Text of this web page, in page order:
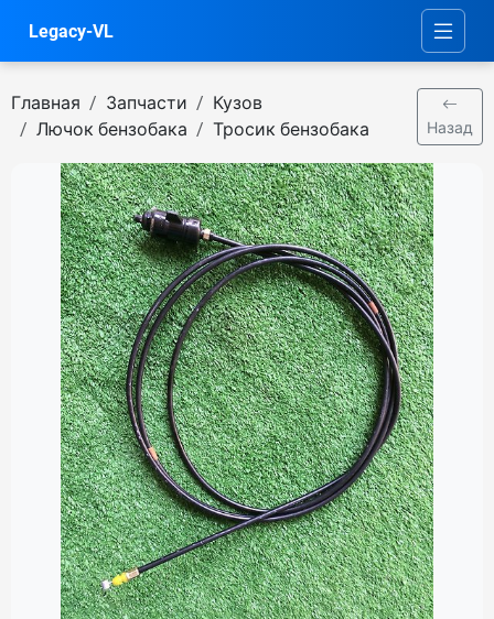
Legacy-VL
Главная Запчасти
Кузов
Лючок бензобака
Тросик бензобака Назад